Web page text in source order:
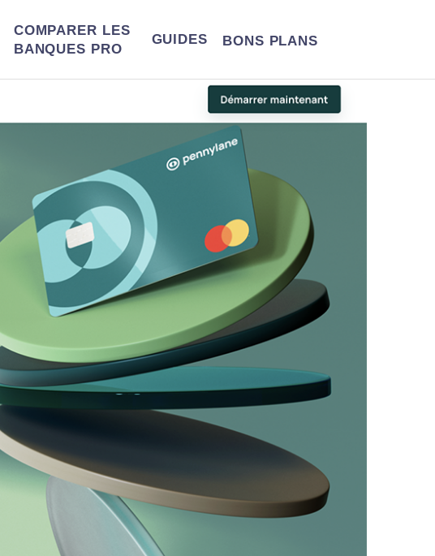
COMPARER LES
BANQUES PRO
GUIDES BONS PLANS